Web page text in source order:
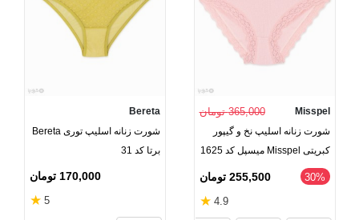
Misspel 365,000 تومان
شورت زنانه اسلیپ نخ و گیپور
کبریتی Misspel میسپل کد 1625
‎30% 255,500 تومان
4.9
★
Bereta
شورت زنانه اسلیپ توری Bereta
برتا کد 31
170,000 تومان
5
★